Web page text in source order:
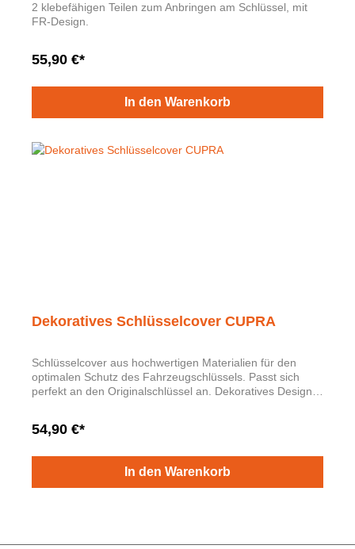
2 klebefähigen Teilen zum Anbringen am Schlüssel, mit
FR-Design.
55,90 €*
In den Warenkorb
Dekoratives Schlüsselcover CUPRA
Schlüsselcover aus hochwertigen Materialien für den
optimalen Schutz des Fahrzeugschlüssels. Passt sich
perfekt an den Originalschlüssel an. Dekoratives Design
54,90 €*
In den Warenkorb